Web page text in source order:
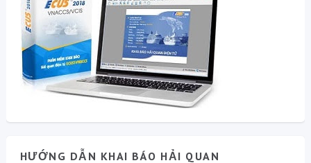
HƯỚNG DẪN KHAI BÁO HẢI QUAN